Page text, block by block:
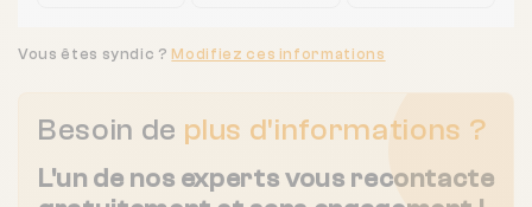
Besoin de plus d'informations ?
L'un de nos experts vous recontacte
Vous êtes syndic ? Modifiez ces informations